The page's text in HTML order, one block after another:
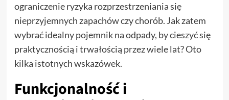
ograniczenie ryzyka rozprzestrzeniania się
nieprzyjemnych zapachów czy chorób. Jak zatem
wybrać idealny pojemnik na odpady, by cieszyć się
praktycznością i trwałością przez wiele lat? Oto
kilka istotnych wskazówek.
Funkcjonalność i